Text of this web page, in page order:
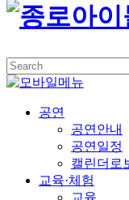
공연
공연안내
공연일정
캘린더로
교육·체험
교육